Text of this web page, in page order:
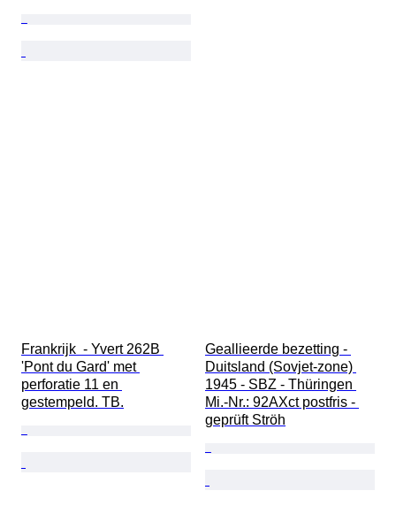
Frankrijk  - Yvert 262B
'Pont du Gard' met
perforatie 11 en
gestempeld. TB.
Geallieerde bezetting -
Duitsland (Sovjet-zone)
1945 - SBZ - Thüringen
Mi.-Nr.: 92AXct postfris -
geprüft Ströh